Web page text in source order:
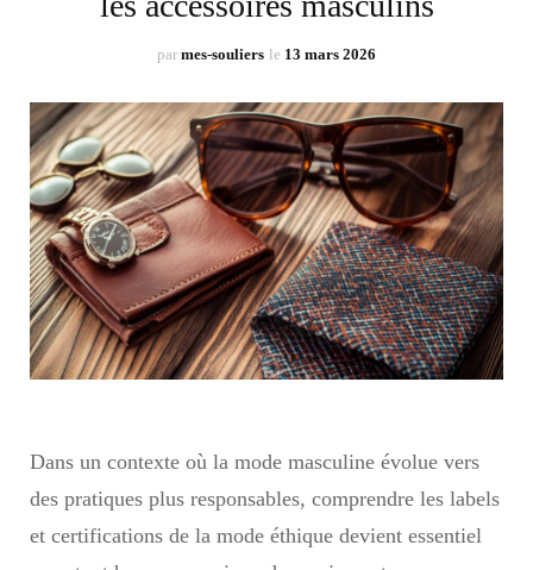
par mes-souliers le 13 mars 2026
Dans un contexte où la mode masculine évolue vers
des pratiques plus responsables, comprendre les labels
et certifications de la mode éthique devient essentiel